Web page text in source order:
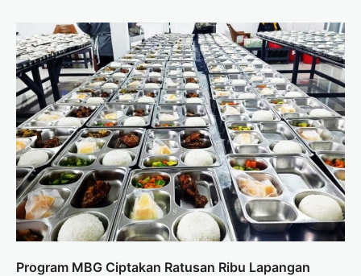
Program MBG Ciptakan Ratusan Ribu Lapangan